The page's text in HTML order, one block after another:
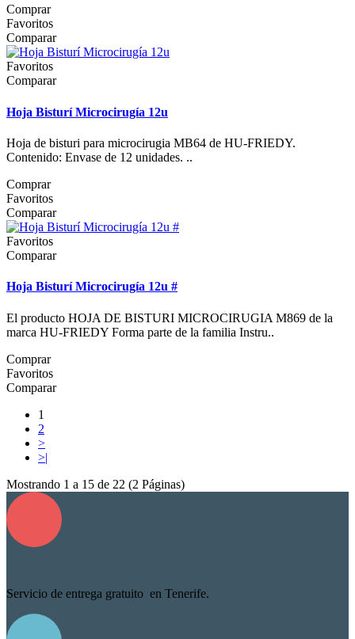
Comprar
Favoritos
Comparar
Favoritos
Comparar
Hoja Bisturí Microcirugía 12u
Hoja de bisturi para microcirugia MB64 de HU-FRIEDY.
Contenido: Envase de 12 unidades. ..
Comprar
Favoritos
Comparar
Favoritos
Comparar
Hoja Bisturí Microcirugía 12u #
El producto HOJA DE BISTURI MICROCIRUGIA M869 de la
marca HU-FRIEDY Forma parte de la familia Instru..
Comprar
Favoritos
Comparar
1
2
>
>|
Mostrando 1 a 15 de 22 (2 Páginas)
Servicio de entrega gratuito en Tenerife.